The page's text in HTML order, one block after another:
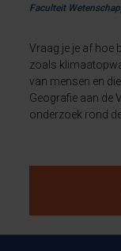
Faculteit
Vraag je je af hoe
zoals
van mensen en
Geografie aan de
onderzoek rond